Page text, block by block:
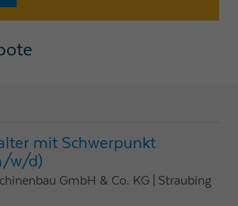
mit Schwerpunkt
w/d)
GmbH & Co. KG | Straubing
eine eindeutige ID, die verwendet wird,
nutzt, zu generieren.